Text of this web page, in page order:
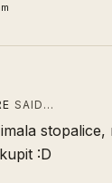
SAID…
stopalice,
:D